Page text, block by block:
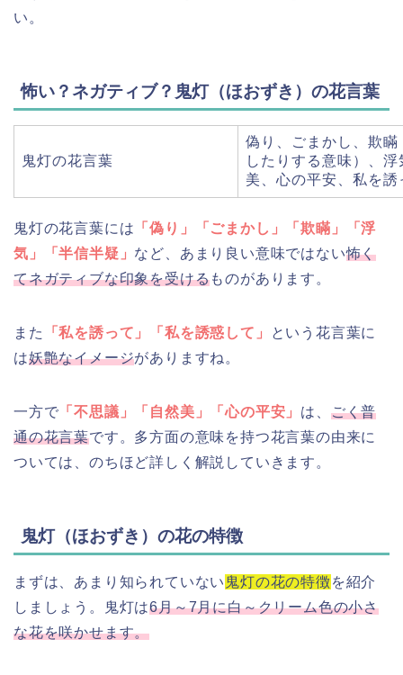
い。
怖い？ネガティブ？鬼灯（ほおずき）の花言葉
鬼灯の花言葉
偽り、ごまかし、欺
したりする意味）、
美、心の平安、私を
鬼灯の花言葉には 「偽り」「ごまかし」「欺瞞」「浮
気」「半信半疑」 など、あまり良い意味ではない怖く
てネガティブな印象を受けるものがあります。
また 「私を誘って」「私を誘惑して」
という花言葉に
は妖艶なイメージがありますね。
一方で 「不思議」「自然美」「心の平安」 は、 ごく普
通の花言葉です。多方面の意味を持つ花言葉の由来に
ついては、のちほど詳しく解説していきます。
鬼灯（ほおずき）の花の特徴
まずは、あまり知られていない 鬼灯の花の特徴を紹介
しましょう。鬼灯は6月～7月に白～クリーム色の小さ
な花を咲かせます。